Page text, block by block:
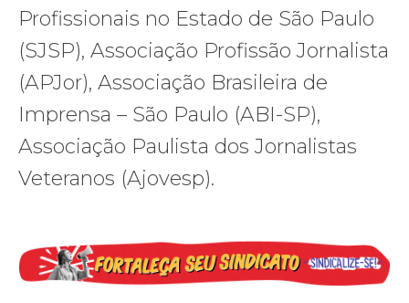
Profissionais no Estado de São Paulo
(SJSP), Associação Profissão Jornalista
(APJor), Associação Brasileira de
Imprensa – São Paulo (ABI-SP),
Associação Paulista dos Jornalistas
Veteranos (Ajovesp).